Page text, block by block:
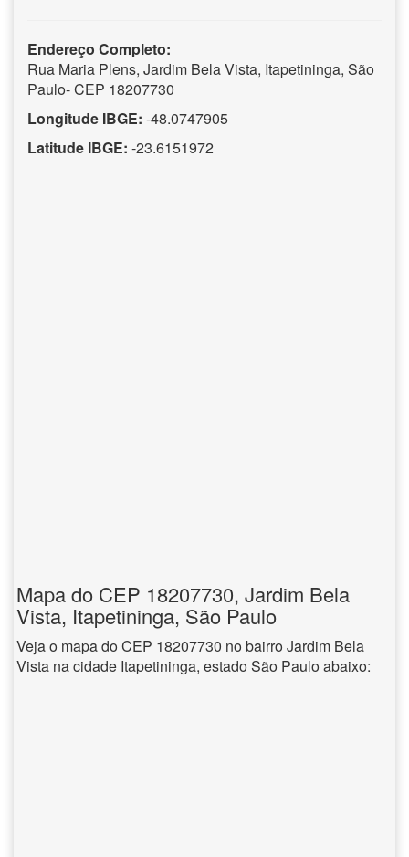
Endereço Completo:
Rua Maria Plens, Jardim Bela Vista, Itapetininga, São
Paulo- CEP 18207730
Longitude IBGE: -48.0747905
Latitude IBGE: -23.6151972
Mapa do CEP 18207730, Jardim Bela
Vista, Itapetininga, São Paulo
Veja o mapa do CEP 18207730 no bairro Jardim Bela
Vista na cidade Itapetininga, estado São Paulo abaixo: